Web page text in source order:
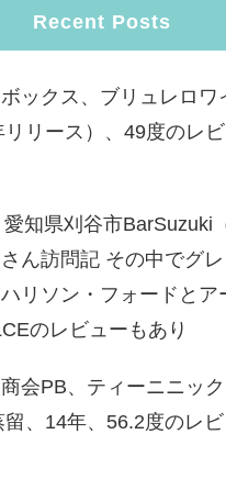
Recent Posts
ックス、ブリュレロワ
リリース）、49度のレ
知県刈谷市BarSuzuki
ん訪問記 その中でグ
リソン・フォードとア
のレビューもあり
会PB、ティーニニック
留、14年、56.2度のレ